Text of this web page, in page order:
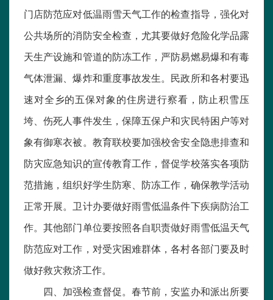
门店防范应对低温雨雪天气工作的检查指导，强化对
公共场所的消防安全检查，尤其要做好危险化学品露
天生产设施和管道的防冻工作，严防易燃易爆和有毒
气体泄漏、爆炸和重度事故发生。民政所和各村要迅
速对全乡的五保对象的住房进行察看，防止积雪压
垮、伤死人事件发生，保障五保户和灾民特困户等对
象有御寒衣被。教育联校要加强校舍安全隐患排查和
防灾应急知识的宣传教育工作，督促学校落实各项防
范措施，组织好学生防寒、防冻工作，确保教学活动
正常开展。卫计办要做好雨雪低温条件下疾病防治工
作。其他部门单位要按照各自职责做好雨雪低温天气
防范应对工作，对受灾困难群体，各村各部门要及时
做好救灾救济工作。
四、加强检查督促。春节前，安监办和派出所要